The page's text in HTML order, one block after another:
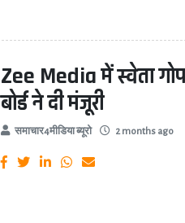
Zee Media में स्वेता
बोर्ड ने दी मंजूरी
समाचार4मीडिया ब्यूरो 2 months ago